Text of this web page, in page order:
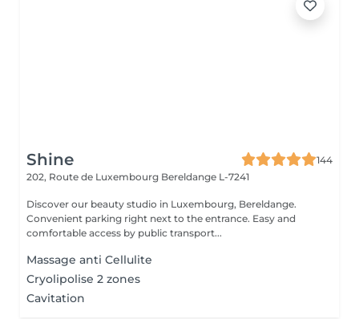
Shine
144
202, Route de Luxembourg Bereldange L-7241
Discover our beauty studio in Luxembourg, Bereldange.
Convenient parking right next to the entrance. Easy and
comfortable access by public transport...
Massage anti Cellulite
Cryolipolise 2 zones
Cavitation